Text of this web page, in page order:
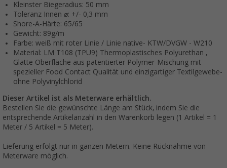
Kleinster Biegeradius: 50 mm
Toleranz Innen ⌀: +/- 0,3 mm
Shore-A-Härte: 65/65
Gewicht: 89g/m
Farbe: weiß mit roter Linie / Linie native- KTW/DVGW - W210
Material: LM T108 (TPU9) Thermoplastisches Polyurethan ,
Glatte Oberfläche aus patentierter Polymer-Mischung mit
spezieller Food Contact Qualität und einzigartiger Textilgewebe-
ohne Polyvinylchlorid
Dieser Artikel ist als Meterware erhältlich.
Bestellen Sie die gewünschte Länge am Stück, indem Sie die
entsprechende Artikelanzahl in den Warenkorb legen (1 Artikel = 1
Meter / 5 Artikel = 5 Meter).
Lieferung erfolgt nur in ganzen Metern. Keine Rücknahme von
Meterware möglich.